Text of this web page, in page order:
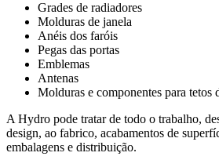
Grades de radiadores
Molduras de janela
Anéis dos faróis
Pegas das portas
Emblemas
Antenas
Molduras e componentes para tetos
A Hydro pode tratar de todo o trabalho,
design, ao fabrico, acabamentos de
embalagens e distribuição.